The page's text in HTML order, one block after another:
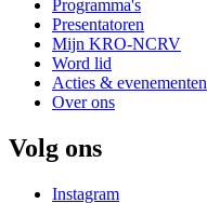
Programma's
Presentatoren
Mijn KRO-NCRV
Word lid
Acties & evenementen
Over ons
Volg ons
Instagram